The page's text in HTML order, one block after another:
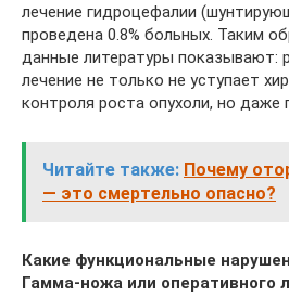
лечение гидроцефалии
проведена 0.8% больных. Таким
данные литературы показывают:
лечение не только не уступает
контроля роста опухоли, но даже
Читайте также: Почему
— это смертельно опасно?
Какие функциональные
Гамма-ножа или оперативного